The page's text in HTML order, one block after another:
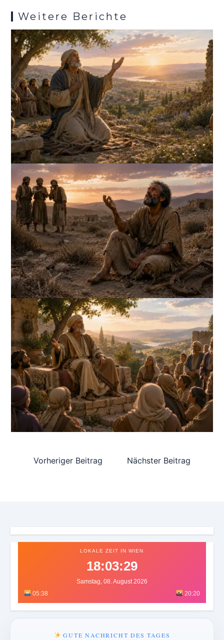
Weitere Berichte
Vorheriger Beitrag Nächster Beitrag
LOKALE ZEIT IN WIEN
18:03:32
Samstag, 08. August 2026
05:38
20:20
GUTE NACHRICHT DES TAGES